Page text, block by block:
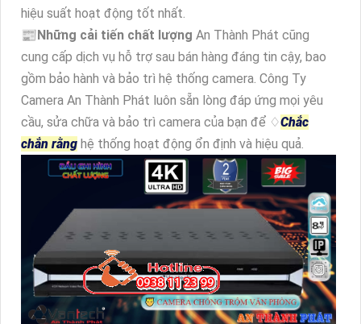
hiệu suất hoạt động tốt nhất.
📰Những cải tiến chất lượng An Thành Phát cũng
cung cấp dịch vụ hỗ trợ sau bán hàng đáng tin cậy, bao
gồm bảo hành và bảo trì hệ thống camera. Công Ty
Camera An Thành Phát luôn sẵn lòng đáp ứng mọi yêu
cầu, sửa chữa và bảo trì camera của bạn để ♢Chắc
chắn rằng hệ thống hoạt động ổn định và hiệu quả.